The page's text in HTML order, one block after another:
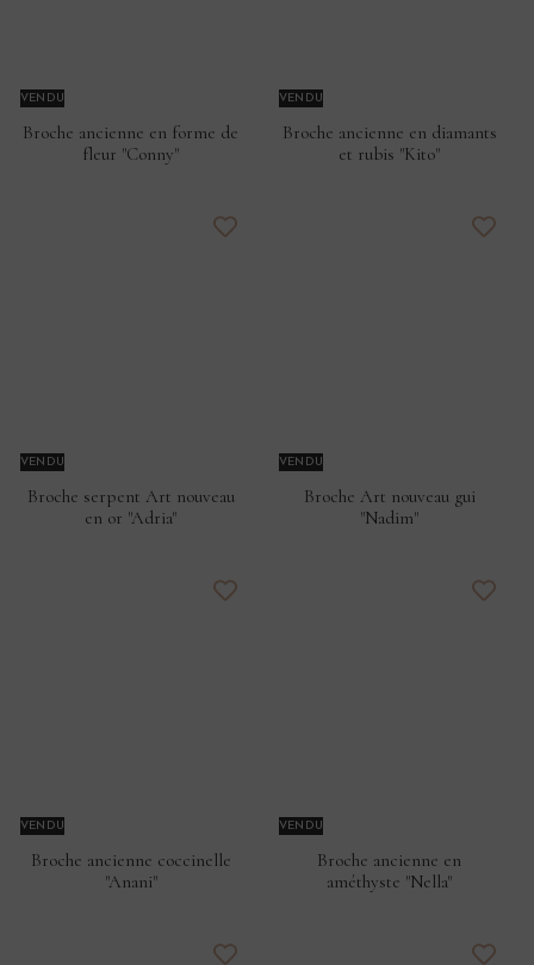
VENDU
Broche ancienne en forme de
fleur "Conny"
VENDU
Broche ancienne en diamants
et rubis "Kito"
VENDU
Broche serpent Art nouveau
en or "Adria"
VENDU
Broche Art nouveau gui
"Nadim"
VENDU
Broche ancienne coccinelle
"Anani"
VENDU
Broche ancienne en
améthyste "Nella"